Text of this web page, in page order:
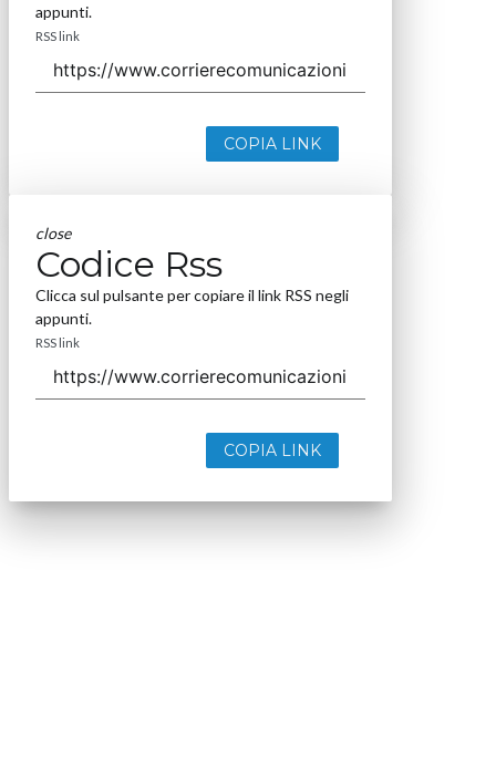
appunti.
RSS link
COPIA LINK
close
Codice Rss
Clicca sul pulsante per copiare il link RSS negli
appunti.
RSS link
COPIA LINK